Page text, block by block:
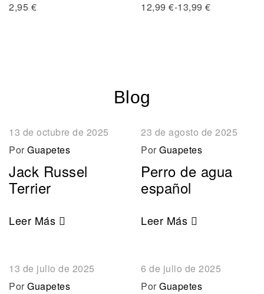
Añadir al carrito
2,95 € 12,99 €-13,99 €
Blog
13 de octubre de 2025
Por Guapetes
Jack Russel
Terrier
Leer Más
23 de agosto de 2025
Por Guapetes
Perro de agua
español
Leer Más
13 de julio de 2025
Por Guapetes
6 de julio de 2025
Por Guapetes